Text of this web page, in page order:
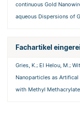
continuous Gold
aqueous Dispersions of
Fachartikel
Gries, K.; El Helou, M.;
Nanoparticles as
with Methyl